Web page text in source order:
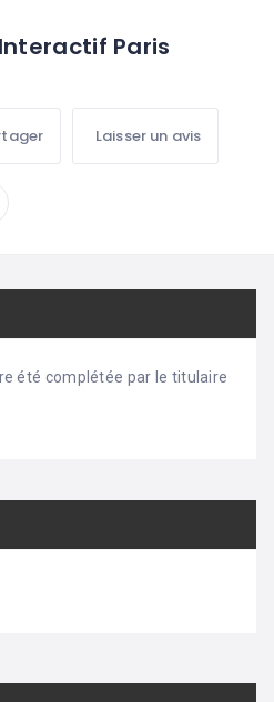
Paris
Laisser un avis
été complétée par le titulaire